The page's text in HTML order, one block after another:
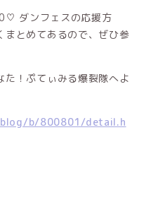
ダンフェスの応援方
まとめてあるので、ぜひ参
た！ぷてぃみる爆裂隊へよ
b/800801/detail.h